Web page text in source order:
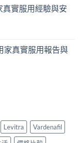
實服用經驗與安
家真實服用報告與
Levitra
Vardenafil